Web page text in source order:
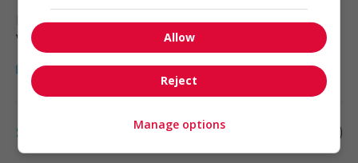
Invermere, BC
Vente, achat et service à la clientèle
Store manager - retail
Allow
Reject
Manage options